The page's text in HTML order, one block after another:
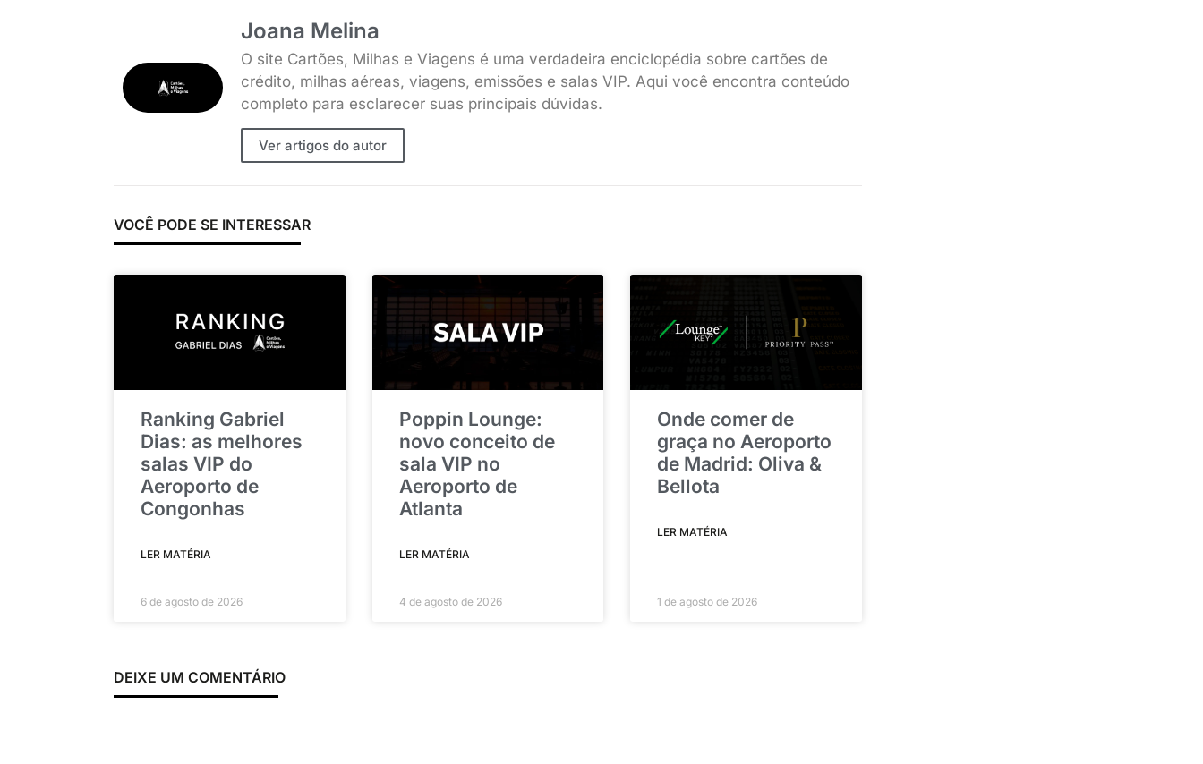
Joana Melina
O site Cartões, Milhas e Viagens é uma verdadeira enciclopédia sobre cartões de
crédito, milhas aéreas, viagens, emissões e salas VIP. Aqui você encontra conteúdo
completo para esclarecer suas principais dúvidas.
Ver artigos do autor
VOCÊ PODE SE INTERESSAR
Ranking Gabriel
Dias: as melhores
salas VIP do
Aeroporto de
Congonhas
LER MATÉRIA
6 de agosto de 2026
Poppin Lounge:
novo conceito de
sala VIP no
Aeroporto de
Atlanta
LER MATÉRIA
4 de agosto de 2026
Onde comer de
graça no Aeroporto
de Madrid: Oliva &
Bellota
LER MATÉRIA
1 de agosto de 2026
DEIXE UM COMENTÁRIO